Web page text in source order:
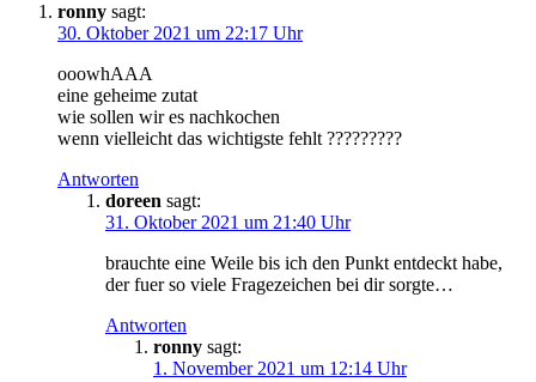
ronny sagt:
30. Oktober 2021 um 22:17 Uhr
ooowhAAA
eine geheime zutat
wie sollen wir es nachkochen
wenn vielleicht das wichtigste fehlt ?????????
Antworten
doreen sagt:
31. Oktober 2021 um 21:40 Uhr
brauchte eine Weile bis ich den Punkt entdeckt habe,
der fuer so viele Fragezeichen bei dir sorgte…
Antworten
ronny sagt:
1. November 2021 um 12:14 Uhr